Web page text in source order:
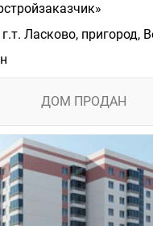
Ласково, пригород,
ДОМ ПРОДАН